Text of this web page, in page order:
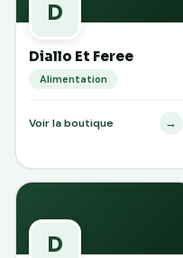
D
Diallo Et Feree
Alimentation
Voir la boutique →
D